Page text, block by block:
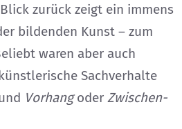
zurück zeigt ein immens
bildenden Kunst – zum
waren aber auch
Sachverhalte
Vorhangoder Zwischen-